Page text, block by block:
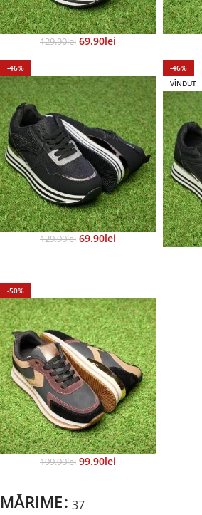
129.90Lei 69.90Lei
-46%
129.90Lei 69.90Lei
-46%
VÎNDUT
-50%
199.90Lei 99.90Lei
MĂRIME 37